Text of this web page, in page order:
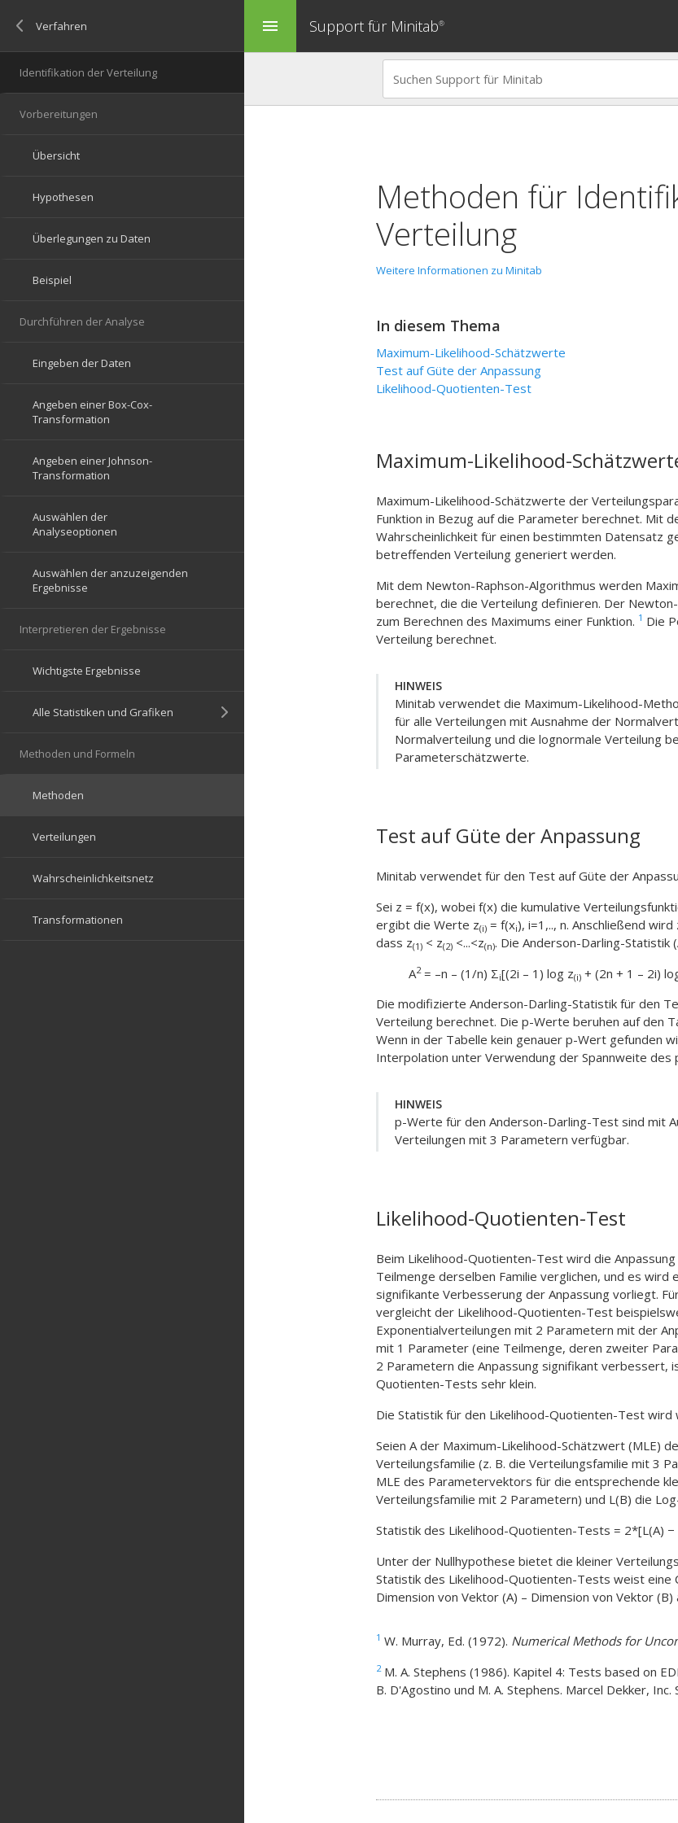
menu Support für Minitab®
Methoden für
Verteilung
Weitere Informationen zu Minitab
In diesem Thema
Maximum-Likelihood-Schätzwerte
Test auf Güte der Anpassung
Likelihood-Quotienten-Test
Maximum-Likelihood-
Maximum-Likelihood-Schätzwerte der
Funktion in Bezug auf die Parameter berechnet. Mit
Wahrscheinlichkeit für einen bestimmten Datensatz
betreffenden Verteilung generiert werden.
Mit dem Newton-Raphson-Algorithmus werden
berechnet, die die Verteilung definieren. Der
zum Berechnen des Maximums einer Funktion. 1 Die
Verteilung berechnet.
HINWEIS
Minitab verwendet die Maximum-Likelihood-
für alle Verteilungen mit Ausnahme der
Normalverteilung und die lognormale Verteilung
Parameterschätzwerte.
Test auf Güte der Anpassung
Minitab verwendet für den Test auf Güte der
Sei z = f(x), wobei f(x) die kumulative
ergibt die Werte z(i) = f(xi), i=1,.., n. Anschließend wird
dass z(1) < z(2) <...<z(n). Die Anderson-Darling-Statistik
A2= –n – (1/n) Σi[(2i – 1) log z(i) + (2n + 1 – 2i)
Die modifizierte Anderson-Darling-Statistik für den
Verteilung berechnet. Die p-Werte beruhen auf den
Wenn in der Tabelle kein genauer p-Wert gefunden
Interpolation unter Verwendung der Spannweite des
HINWEIS
p-Werte für den Anderson-Darling-Test sind mit
Verteilungen mit 3 Parametern verfügbar.
Likelihood-Quotienten-Test
Beim Likelihood-Quotienten-Test wird die
Teilmenge derselben Familie verglichen, und es
signifikante Verbesserung der Anpassung vorliegt.
vergleicht der Likelihood-Quotienten-Test
Exponentialverteilungen mit 2 Parametern mit der
mit 1 Parameter (eine Teilmenge, deren zweiter
2 Parametern die Anpassung signifikant
Quotienten-Tests sehr klein.
Die Statistik für den Likelihood-Quotienten-Test wird
Seien A der Maximum-Likelihood-Schätzwert (MLE)
Verteilungsfamilie (z. B. die Verteilungsfamilie mit 3
MLE des Parametervektors für die entsprechende
Verteilungsfamilie mit 2 Parametern) und L(B) die
Statistik des Likelihood-Quotienten-Tests = 2*[L(A) −
Unter der Nullhypothese bietet die kleiner
Statistik des Likelihood-Quotienten-Tests weist eine
Dimension von Vektor (A) – Dimension von Vektor (B)
1 W. Murray, Ed. (1972). Numerical Methods for
2M. A. Stephens (1986). Kapitel 4: Tests based on
B. D'Agostino und M. A. Stephens. Marcel Dekker, Inc.